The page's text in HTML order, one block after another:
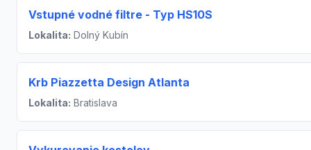
Vstupné vodné filtre - Typ HS10S
Lokalita: Dolný Kubín
Krb Piazzetta Design Atlanta
Lokalita: Bratislava